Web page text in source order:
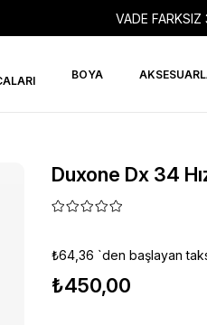
VADE
BOYA
Duxone Dx 34
₺64,36 `den başlayan
₺450,00